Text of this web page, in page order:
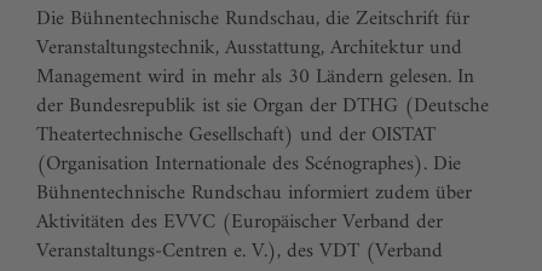
Die Bühnentechnische Rundschau, die Zeitschrift für
Veranstaltungstechnik, Ausstattung, Architektur und
Management wird in mehr als 30 Ländern gelesen. In
der Bundesrepublik ist sie Organ der DTHG (Deutsche
Theatertechnische Gesellschaft) und der OISTAT
(Organisation Internationale des Scénographes). Die
Bühnentechnische Rundschau informiert zudem über
Aktivitäten des EVVC (Europäischer Verband der
Veranstaltungs-Centren e. V.), des VDT (Verband